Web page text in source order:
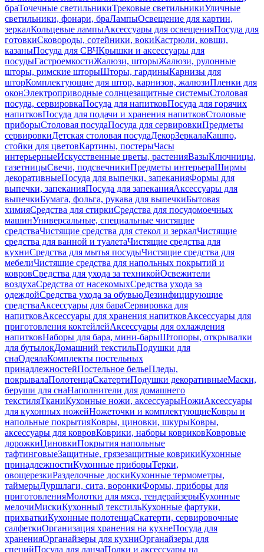
браТочечные светильникиТрековые светильникиУличные
светильники, фонари, браЛампыОсвещение для картин,
зеркалКольцевые лампыАксессуары для освещенияПосуда для
готовкиСковороды, сотейники, вокиКастрюли, ковши,
казаныПосуда для СВЧКрышки и аксессуары для
посудыГастроемкостиЖалюзи, шторыЖалюзи, рулонные
шторы, римские шторыШторы, гардиныКарнизы для
шторКомплектующие для штор, карнизов, жалюзиПленки для
оконЭлектроприводные солнцезащитные системыСтоловая
посуда, сервировкаПосуда для напитковПосуда для горячих
напитковПосуда для подачи и хранения напитковСтоловые
приборыСтоловая посудаПосуда для сервировкиПредметы
сервировкиДетская столовая посудаДекорЗеркалаКашпо,
стойки для цветовКартины, постерыЧасы
интерьерныеИскусственные цветы, растенияВазыКлючницы,
газетницыСвечи, подсвечникиПредметы интерьераШирмы
декоративныеПосуда для выпечки, запеканияФормы для
выпечки, запеканияПосуда для запеканияАксессуары для
выпечкиБумага, фольга, рукава для выпечкиБытовая
химияСредства для стиркиСредства для посудомоечных
машинУниверсальные, специальные чистящие
средстваЧистящие средства для стекол и зеркалЧистящие
средства для ванной и туалетаЧистящие средства для
кухниСредства для мытья посудыЧистящие средства для
мебелиЧистящие средства для напольных покрытий и
ковровСредства для ухода за техникойОсвежители
воздухаСредства от насекомыхСредства ухода за
одеждойСредства ухода за обувьюДезинфицирующие
средстваАксессуары для бараСервировка для
напитковАксессуары для хранения напитковАксессуары для
приготовления коктейлейАксессуары для охлаждения
напитковНаборы для бара, мини-барыШтопоры, открывалки
для бутылокДомашний текстильПодушки для
снаОдеялаКомплекты постельных
принадлежностейПостельное бельеПледы,
покрывалаПолотенцаСкатертиПодушки декоративныеМаски,
беруши для снаНаполнители для домашнего
текстиляТканиКухонные ножи, аксессуарыНожиАксессуары
для кухонных ножейНожеточки и комплектующиеКовры и
напольные покрытияКовры, циновки, шкурыКовры,
аксессуары для ковровКоврики, наборы ковриковКовровые
дорожкиЦиновкиПокрытия напольные
тафтинговыеЗащитные, грязезащитные коврикиКухонные
принадлежностиКухонные приборыТерки,
овощерезкиРазделочные доскиКухонные термометры,
таймерыДуршлаги, сита, воронкиФормы, приборы для
приготовленияМолотки для мяса, тендерайзерыКухонные
мелочиМискиКухонный текстильКухонные фартуки,
прихваткиКухонные полотенцаСкатерти, сервировочные
салфеткиОрганизация хранения на кухнеПосуда для
храненияОрганайзеры для кухниОрганайзеры для
специйПосуда для ланчаПолки и аксессуары на